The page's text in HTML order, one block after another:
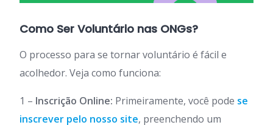
Como Ser Voluntário nas ONGs?
O processo para se tornar voluntário é fácil e
acolhedor. Veja como funciona:
1 – Inscrição Online: Primeiramente, você pode se
inscrever pelo nosso site, preenchendo um